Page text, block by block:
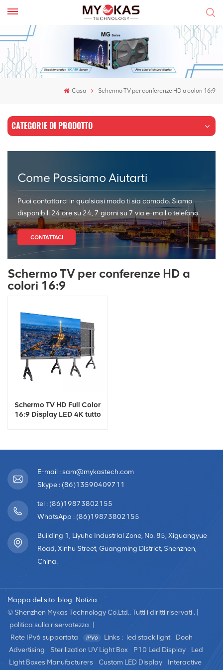
Casa Schermo TV per conferenze HD a colori 16:9
CATEGORIE DI PRODOTTO
Come Possiamo Aiutarti
Puoi contattarci in qualsiasi modo ti sia comodo. Siamo
disponibili 24 ore su 24, 7 giorni su 7 via e-mail o telefono.
CONTATTACI
Schermo TV per conferenze HD a
colori 16:9
Schermo TV HD Full Color
16:9 Display LED 4K tutto
E-mail : sam@mykastech.com
Skype : (86)13590409711
tel : (86)19873802155
WhatsApp : (86)19873802155
Building 1, Liyuhe Industrial Zone, No. 85, Xiguangyue
Road, Xinhu Street, Guangming District, Shenzhen,
China.
Mappa del sito blog Notizia
© Shenzhen Mykas Technology Co.Ltd.. Tutti i diritti riservati . |
politica sulla riservatezza
Rete IPv6 supportata
Links : led stack light
Dooh
Advertising
Sterilization UV Light Box P10 Led Display
Led
Light Boxes Manufacturers
Custom LED Display Interactive